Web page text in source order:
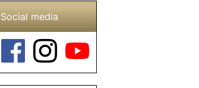
Social media